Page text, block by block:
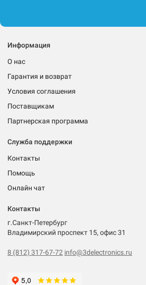
Информация
О нас
Гарантия и возврат
Условия соглашения
Поставщикам
Партнерская программа
Служба поддержки
Контакты
Помощь
Онлайн чат
Контакты
г.Санкт-Петербург
Владимирский проспект 15, офис 31
8 (812) 317-67-72 info@3delectronics.ru